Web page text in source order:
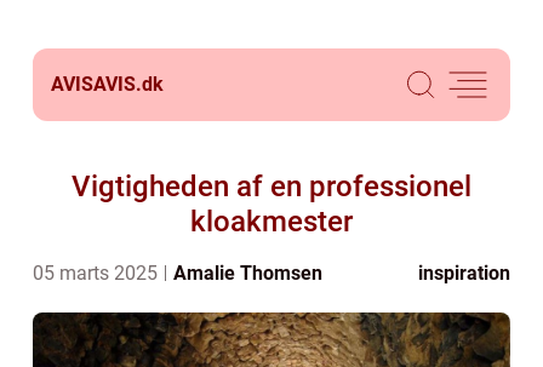
AVISAVIS.dk
Vigtigheden af en professionel
kloakmester
05 marts 2025 Amalie Thomsen inspiration